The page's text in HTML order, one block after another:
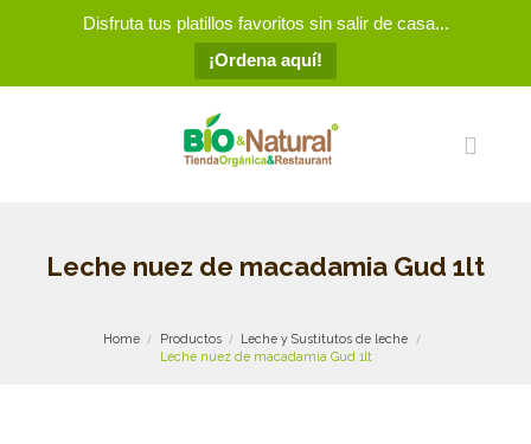
Disfruta tus platillos favoritos sin salir de casa...
¡Ordena aquí!
Leche nuez de macadamia Gud 1lt
Home Productos
Leche y Sustitutos de leche
Leche nuez de macadamia Gud 1lt